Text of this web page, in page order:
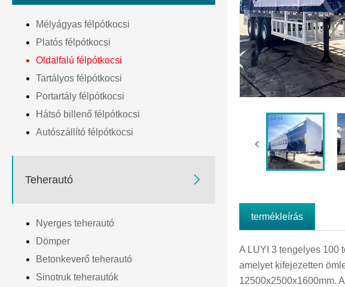
Mélyágyas félpótkocsi
Platós félpótkocsi
Oldalfalú félpótkocsi
Tartályos félpótkocsi
Portartály félpótkocsi
Hátsó billenő félpótkocsi
Autószállító félpótkocsi
Teherautó 
Nyerges teherautó
Dömper
Betonkeverő teherautó
Sinotruk teherautók
termékleírás
A LUYI 3 tengelyes 100
amelyet kifejezetten
12500x2500x1600mm.